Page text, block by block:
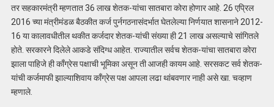
तर सहकारमंत्री म्हणतात 36 लाख शेतक-यांचा सातबारा कोरा होणार आहे. 26 एप्रिल
2016 च्या मंत्रीमंडळ बैठकीत कर्ज पुर्नगठनासंदर्भात घेतलेल्या निर्णयात शासनाने 2012-
16 या कालावधीतील थकीत कर्जदार शेतक-यांची संख्या ही 21 लाख असल्याचे सांगितले
होते. सरकारने दिलेले आकडे संदिग्ध आहेत. राज्यातील सर्वच शेतक-यांचा सातबारा कोरा
झाला पाहिजे ही काँग्रेस पक्षाची भूमिका असून ती आजही कायम आहे. सरसकट सर्व शेतक-
यांची कर्जमाफी झाल्याशिवाय काँग्रेस पक्ष आपला लढा थांबवणार नाही असे खा. चव्हाण
म्हणाले.